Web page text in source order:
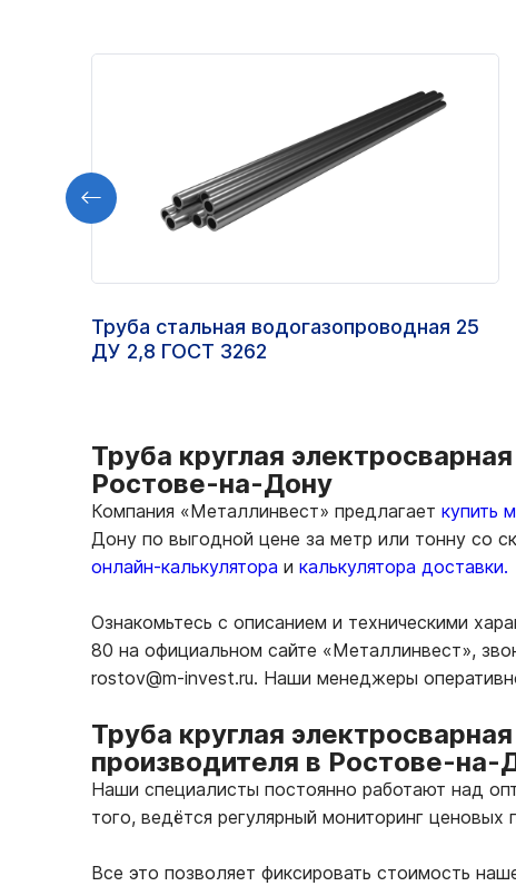
Труба стальная водогазопроводная 25
ДУ 2,8 ГОСТ 3262
Труба круглая
Ростове-на-Дону
Компания «Металлинвест» предлагает купить
Дону по выгодной цене за метр или тонну со
онлайн-калькулятора и калькулятора доставки.
Ознакомьтесь с описанием и техническими
80 на официальном сайте «Металлинвест»,
rostov@m-invest.ru. Наши менеджеры
Труба круглая
производителя в Ростове-на-
Наши специалисты постоянно работают над
того, ведётся регулярный мониторинг
Все это позволяет фиксировать стоимость